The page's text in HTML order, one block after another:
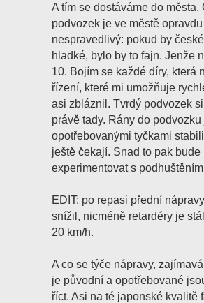
A tím se dostáváme do
podvozek je ve městě
nespravedlivý: pokud by
hladké, bylo by to fajn. Jenže
10. Bojím se každé díry, která
řízení, které mi umožňuje
asi zbláznil. Tvrdý podvozek
právě tady. Rány do
opotřebovanými tyčkami
ještě čekají. Snad to pak
experimentovat s
EDIT: po repasi přední
snížil, nicméně retardéry je
20 km/h.
A co se týče nápravy,
je původní a opotřebované
říct. Asi na té japonské kvalitě